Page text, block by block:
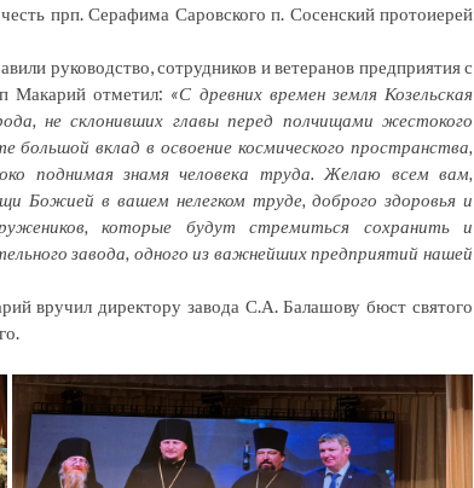
прп. Серафима Саровского п. Сосенский протоиерей
руководство, сотрудников и ветеранов предприятия с
Макарий отметил: «С древних времен земля Козельская
не склонивших главы перед полчищами жестокого
вклад в освоение космического пространства,
поднимая знамя человека труда. Желаю всем вам,
Божией в вашем нелегком труде, доброго здоровья и
которые будут стремиться сохранить и
завода, одного из важнейших предприятий нашей
вручил директору завода С.А. Балашову бюст святого